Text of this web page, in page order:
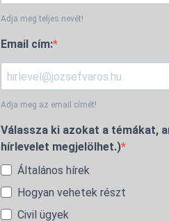
Adja meg teljes nevét!
Email cím:
Adja meg az email címét!
Válassza ki azokat a témákat,
hírlevelet megjelölhet.)
Általános hírek
Hogyan vehetek részt
Civil ügyek